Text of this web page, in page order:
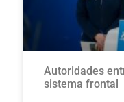
Autoridades
sistema frontal